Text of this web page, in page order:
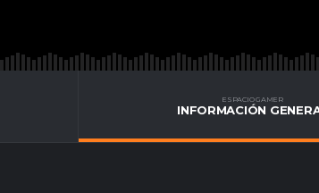
ESPACIO GAMER
INFORMACIÓN